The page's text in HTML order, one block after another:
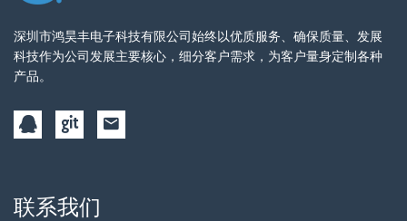
深圳市鸿昊丰电子科技有限公司始终以优质服务、确保质量、发展
科技作为公司发展主要核心，细分客户需求，为客户量身定制各种
产品。
联系我们